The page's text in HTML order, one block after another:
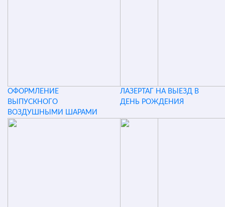
ОФОРМЛЕНИЕ
ВЫПУСКНОГО
ВОЗДУШНЫМИ ШАРАМИ
ЛАЗЕРТАГ НА ВЫЕЗД В
ДЕНЬ РОЖДЕНИЯ